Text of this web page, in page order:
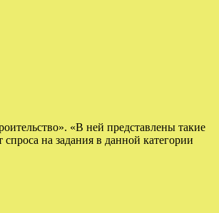
«В ней представлены такие
на задания в данной категории